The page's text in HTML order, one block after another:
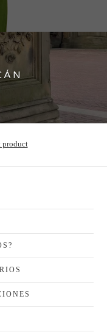
product